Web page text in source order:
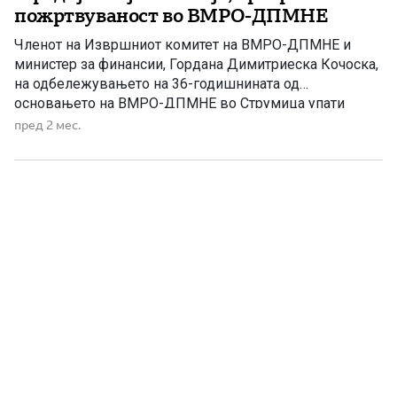
пожртвуваност во ВМРО-ДПМНЕ
Членот на Извршниот комитет на ВМРО-ДПМНЕ и
министер за финансии, Гордана Димитриеска Кочоска,
на одбележувањето на 36-годишнината од
основањето на ВМРО-ДПМНЕ во Струмица упати
честитки до членството, симпатизерите и
ветераните се меѓу најзаслужните за создавањето и
пред 2 мес.